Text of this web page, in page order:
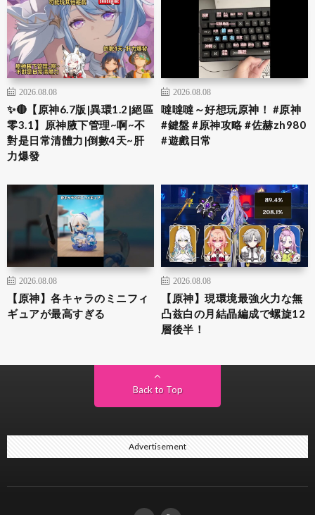
2026.08.08
✨🔴【原神6.7版|異環1.2|絕區
零3.1】原神腋下管理~啊~不
對是日常清體力|倒數4天~肝
力爆發
2026.08.08
噠噠噠～好想玩原神！ #原神
#鍵盤 #原神攻略 #佐赫zh980
#遊戲日常
2026.08.08
【原神】各キャラのミニフィ
ギュアが最高すぎる
2026.08.08
【原神】現環境最強火力な無
凸兹白の月結晶編成で螺旋12
層後半！
Back to Top
Advertisement